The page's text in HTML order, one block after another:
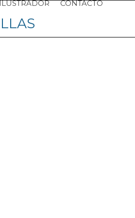
CONTACTO